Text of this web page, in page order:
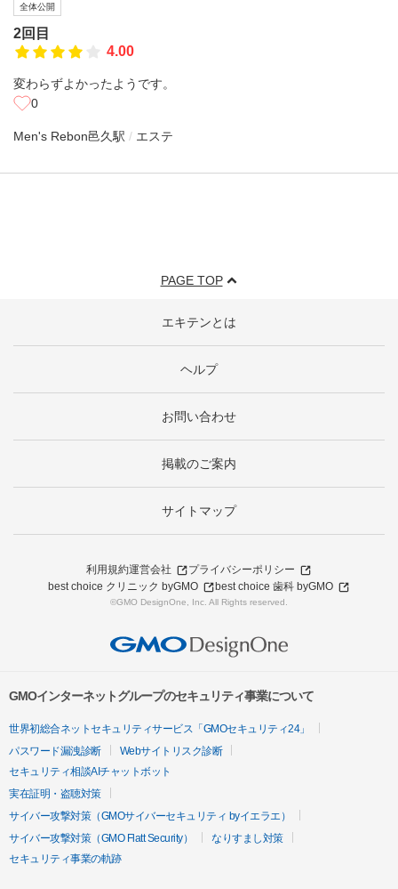
全体公開
2回目
4.00
変わらずよかったようです。
0
Men's Rebon邑久駅 エステ
PAGE TOP
エキテンとは
ヘルプ
お問い合わせ
掲載のご案内
サイトマップ
利用規約運営会社
プライバシーポリシー
best choice クリニック byGMO
best choice 歯科 byGMO
©GMO DesignOne, Inc. All Rights reserved.
GMOインターネットグループのセキュリティ事業について
世界初総合ネットセキュリティサービス「GMOセキュリティ24」
パスワード漏洩診断
Webサイトリスク診断
セキュリティ相談AIチャットボット
実在証明・盗聴対策
サイバー攻撃対策（GMOサイバーセキュリティ byイエラエ）
サイバー攻撃対策（GMO Flatt Security）
なりすまし対策
セキュリティ事業の軌跡